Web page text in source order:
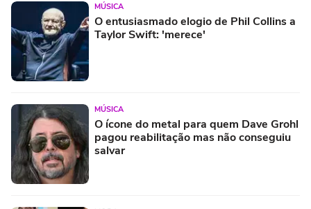
MÚSICA
O entusiasmado elogio de Phil Collins a
Taylor Swift: 'merece'
MÚSICA
O ícone do metal para quem Dave Grohl
pagou reabilitação mas não conseguiu
salvar